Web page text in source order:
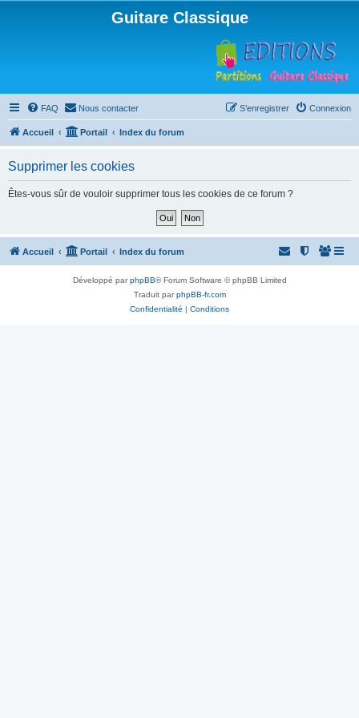
Guitare Classique
FAQ Nous contacter Connexion
S’enregistrer
Accueil Portail Index du forum
Supprimer les cookies
Êtes-vous sûr de vouloir supprimer tous les cookies de ce forum ?
Accueil Portail Index du forum
Développé parphpBB® Forum Software © phpBB Limited
Traduit parphpBB-fr.com
Confidentialité | Conditions